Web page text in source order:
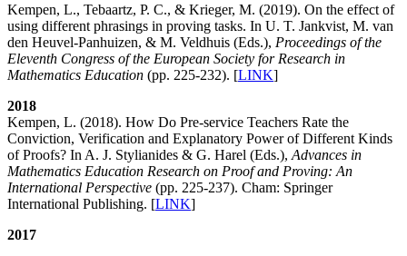
Kempen, L., Tebaartz, P. C., & Krieger, M. (2019). On the effect of
using different phrasings in proving tasks. In U. T. Jankvist, M. van
den Heuvel-Panhuizen, & M. Veldhuis (Eds.), Proceedings of the
Eleventh Congress of the European Society for Research in
Mathematics Education (pp. 225-232). [LINK]
2018
Kempen, L. (2018). How Do Pre-service Teachers Rate the
Conviction, Verification and Explanatory Power of Different Kinds
of Proofs? In A. J. Stylianides & G. Harel (Eds.), Advances in
Mathematics Education Research on Proof and Proving: An
International Perspective (pp. 225-237). Cham: Springer
International Publishing. [LINK]
2017